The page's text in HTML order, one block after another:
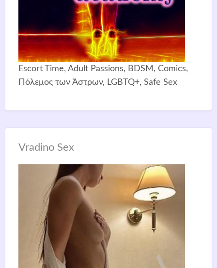
Escort Time, Adult Passions, BDSM, Comics,
Πόλεμος των Άστρων, LGBTQ+, Safe Sex
Vradino Sex